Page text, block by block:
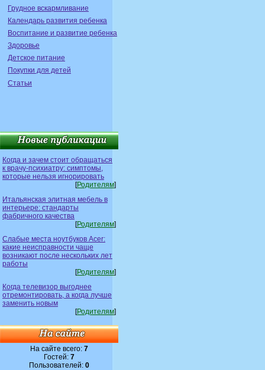
Грудное вскармливание
Календарь развития ребенка
Воспитание и развитие ребенка
Здоровье
Детское питание
Покупки для детей
Статьи
Когда и зачем стоит обращаться
к врачу-психиатру: симптомы,
которые нельзя игнорировать
[Родителям]
Итальянская элитная мебель в
интерьере: стандарты
фабричного качества
[Родителям]
Слабые места ноутбуков Acer:
какие неисправности чаще
возникают после нескольких лет
работы
[Родителям]
Когда телевизор выгоднее
отремонтировать, а когда лучше
заменить новым
[Родителям]
На сайте всего: 7
Гостей: 7
Пользователей: 0